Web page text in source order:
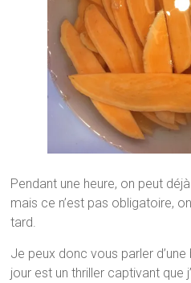
Pendant une heure, on peut
mais ce n’est pas obligatoire,
tard.
Je peux donc vous parler
jour est un thriller captivant que